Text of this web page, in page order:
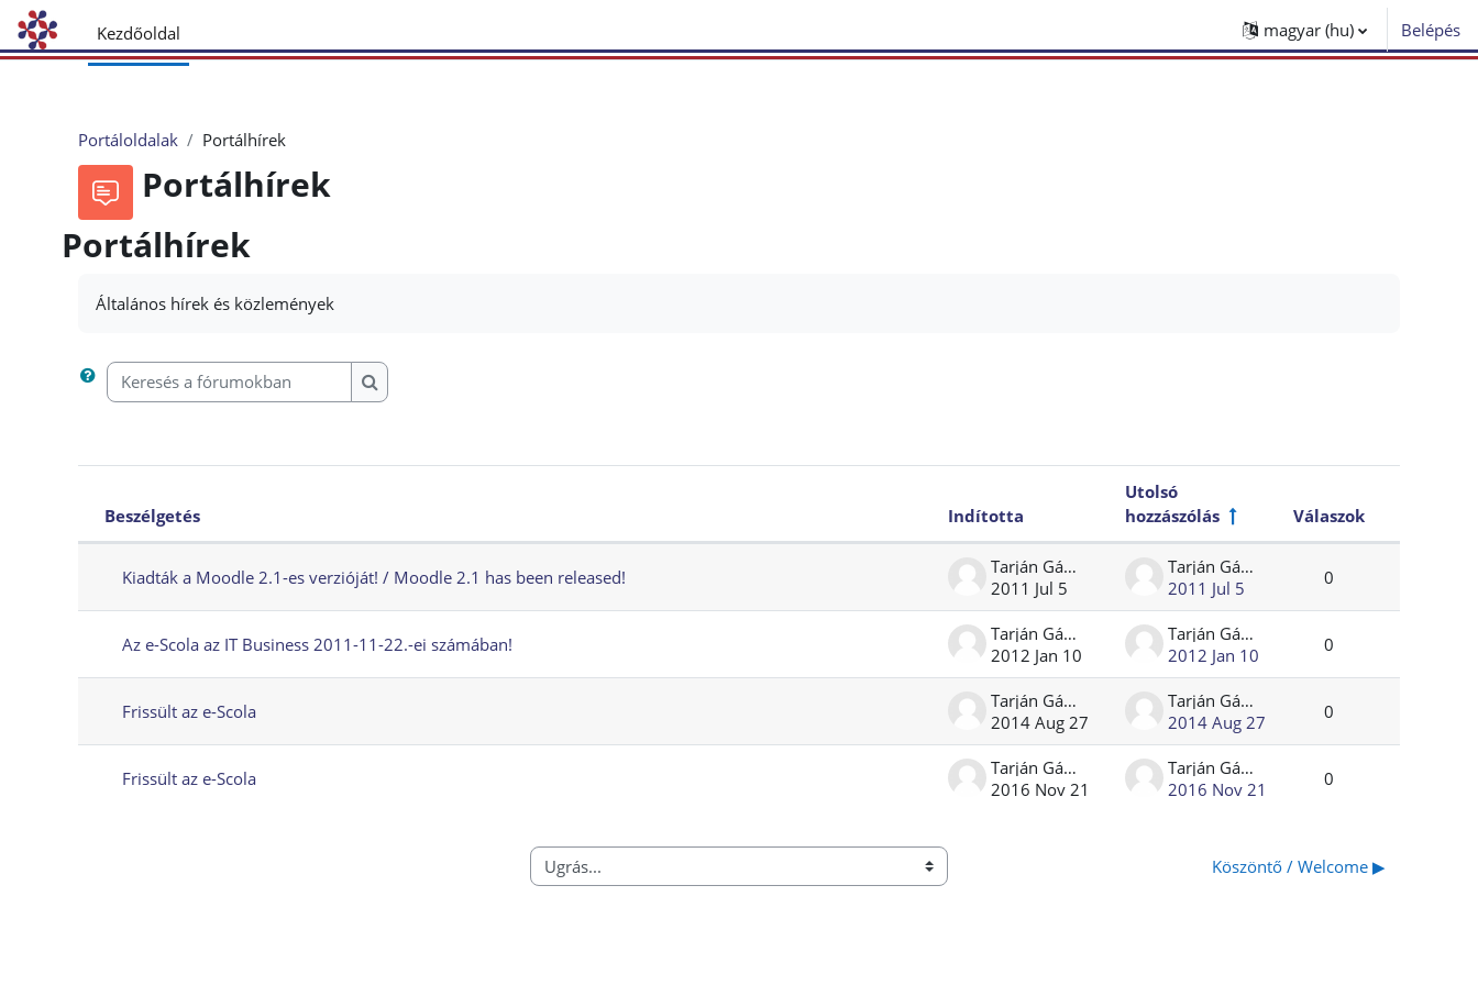
Tovább a fő tartalomhoz
Kezdőoldal
magyar ‎(hu)‎ Belépés
Portáloldalak Portálhírek
Portálhírek
Portálhírek
Általános hírek és közlemények
Keresés a fórumokban
Keresés a fórumokban
Beszélgetések listája. 4 beszélgetésből 4 megjelenítve
Állapot
Beszélgetés Indította
Utolsó
hozzászólás
Válaszok
Műveletek
Kiadták a Moodle 2.1-es verzióját! / Moodle 2.1 has been released!
Tarján Gábor
2011 Jul 5
Tarján Gábor
2011 Jul 5
0
Az e-Scola az IT Business 2011-11-22.-ei számában!
Tarján Gábor
2012 Jan 10
Tarján Gábor
2012 Jan 10
0
Frissült az e-Scola
Tarján Gábor
2014 Aug 27
Tarján Gábor
2014 Aug 27
0
Frissült az e-Scola
Tarján Gábor
2016 Nov 21
Tarján Gábor
2016 Nov 21
0
Ugrás... Köszöntő / Welcome ▶︎